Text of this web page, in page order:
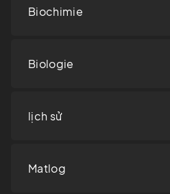
Biochimie
Biologie
lịch sử
Matlog